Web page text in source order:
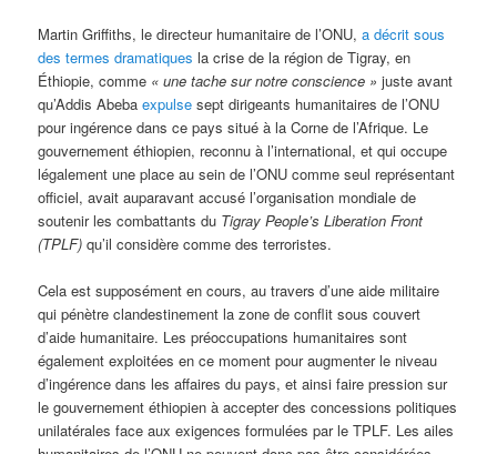
Martin Griffiths, le directeur humanitaire de l’ONU,a décrit sous
des termes dramatiques la crise de la région de Tigray, en
Éthiopie, comme « une tache sur notre conscience » juste avant
qu’Addis Abebaexpulse sept dirigeants humanitaires de l’ONU
pour ingérence dans ce pays situé à la Corne de l’Afrique. Le
gouvernement éthiopien, reconnu à l’international, et qui occupe
légalement une place au sein de l’ONU comme seul représentant
officiel, avait auparavant accusé l’organisation mondiale de
soutenir les combattants du Tigray People’s Liberation Front
(TPLF) qu’il considère comme des terroristes.
Cela est supposément en cours, au travers d’une aide militaire
qui pénètre clandestinement la zone de conflit sous couvert
d’aide humanitaire. Les préoccupations humanitaires sont
également exploitées en ce moment pour augmenter le niveau
d’ingérence dans les affaires du pays, et ainsi faire pression sur
le gouvernement éthiopien à accepter des concessions politiques
unilatérales face aux exigences formulées par le TPLF. Les ailes